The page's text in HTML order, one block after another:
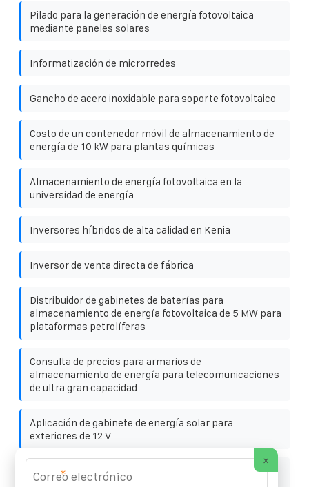
Pilado para la generación de energía fotovoltaica
mediante paneles solares
Informatización de microrredes
Gancho de acero inoxidable para soporte fotovoltaico
Costo de un contenedor móvil de almacenamiento de
energía de 10 kW para plantas químicas
Almacenamiento de energía fotovoltaica en la
universidad de energía
Inversores híbridos de alta calidad en Kenia
Inversor de venta directa de fábrica
Distribuidor de gabinetes de baterías para
almacenamiento de energía fotovoltaica de 5 MW para
plataformas petrolíferas
Consulta de precios para armarios de
almacenamiento de energía para telecomunicaciones
de ultra gran capacidad
Aplicación de gabinete de energía solar para
exteriores de 12 V
Contenedor plegable turco trifásico utilizado en
estación de tren
×
*